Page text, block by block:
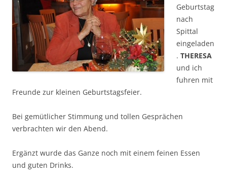
Geburtstag
nach
Spittal
eingeladen
. THERESA
und ich
fuhren mit
Freunde zur kleinen Geburtstagsfeier.
Bei gemütlicher Stimmung und tollen Gesprächen
verbrachten wir den Abend.
Ergänzt wurde das Ganze noch mit einem feinen Essen
und guten Drinks.